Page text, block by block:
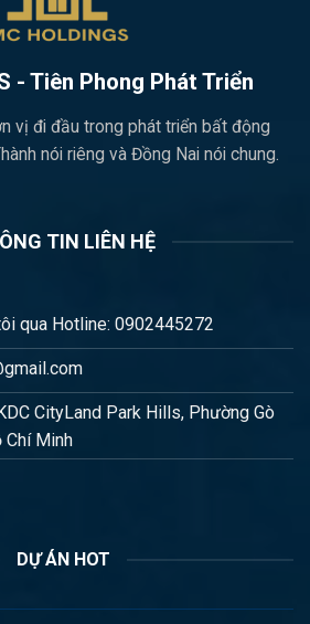
- Tiên Phong Phát Triển
vị đi đầu trong phát triển bất động
nói riêng và Đồng Nai nói chung.
TIN LIÊN HỆ
qua Hotline: 0902445272
CityLand Park Hills, Phường Gò
Chí Minh
DỰ ÁN HOT